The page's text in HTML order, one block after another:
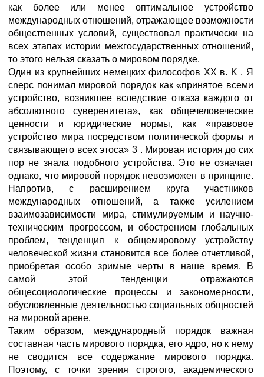
как более или менее оптимальное устройство
международных отношений, отражающее возможности
общественных условий, существовал практически на
всех этапах истории межгосударственных отношений,
то этого нельзя сказать о мировом порядке.
Один из крупнейших немецких философов XX в. K . Я
cnepc понимал мировой порядок как «принятое всеми
устройство, возникшее вследствие отказа каждого от
абсолютного суверенитета», как общечеловеческие
ценности и юридические нормы, как «правовое
устройство мира посредством политической формы и
связывающего всех этоса» 3 . Мировая история до сих
пор не знала подобного устройства. Это не означает
однако, что мировой порядок невозможен в принципе.
Напротив, с расширением круга участников
международных отношений, а также усилением
взаимозависимости мира, стимулируемым и научно-
техническим прогрессом, и обострением глобальных
проблем, тенденция к общемировому устройству
человеческой жизни становится все более отчетливой,
приобретая особо зримые черты в наше время. В
самой этой тенденции отражаются
общесоциологические процессы и закономерности,
обусловленные деятельностью социальных общностей
на мировой арене.
Таким образом, международный порядок важная
составная часть мирового порядка, его ядро, но к нему
не сводится все содержание мирового порядка.
Поэтому, с точки зрения строгого, академического